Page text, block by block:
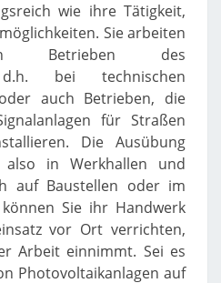
wie ihre Tätigkeit,
Sie arbeiten
in Betrieben des
d.h. bei technischen
auch Betrieben, die
für Straßen
Die Ausübung
in Werkhallen und
auf Baustellen oder im
Sie ihr Handwerk
vor Ort verrichten,
Arbeit einnimmt. Sei es
Photovoltaikanlagen auf